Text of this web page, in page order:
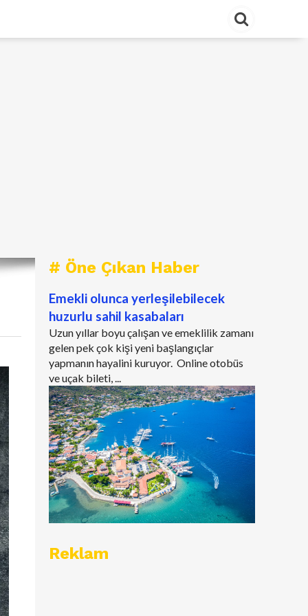
# Öne Çıkan Haber
Emekli olunca yerleşilebilecek
huzurlu sahil kasabaları
Uzun yıllar boyu çalışan ve emeklilik zamanı
gelen pek çok kişi yeni başlangıçlar
yapmanın hayalini kuruyor. Online otobüs
ve uçak bileti, ...
Reklam